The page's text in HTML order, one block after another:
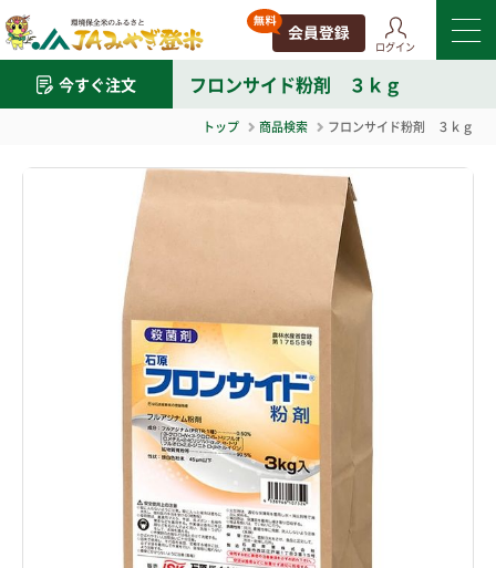
ログイン
今すぐ注文 フロンサイド粉剤 ３ｋｇ
トップ 商品検索 フロンサイド粉剤 ３ｋｇ